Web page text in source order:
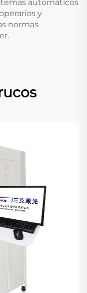
automáticos
y
normas